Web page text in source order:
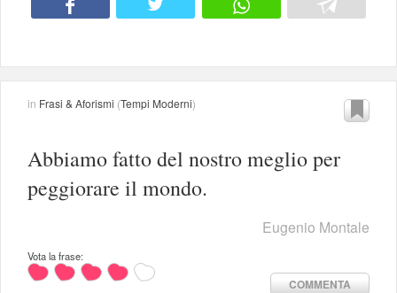
in Frasi & Aforismi (Tempi Moderni)
Abbiamo fatto del nostro meglio per
peggiorare il mondo.
Eugenio Montale
Vota la frase:
COMMENTA